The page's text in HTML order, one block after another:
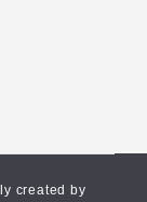
created by